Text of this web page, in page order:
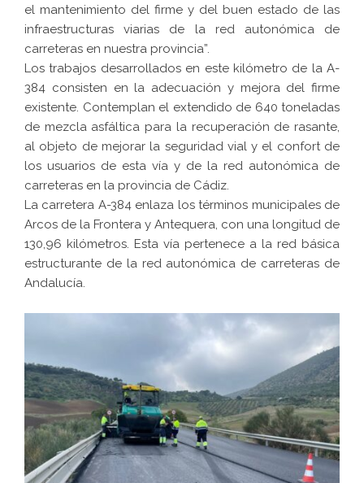
el mantenimiento del firme y del buen estado de las
infraestructuras viarias de la red autonómica de
carreteras en nuestra provincia”.
Los trabajos desarrollados en este kilómetro de la A-
384 consisten en la adecuación y mejora del firme
existente. Contemplan el extendido de 640 toneladas
de mezcla asfáltica para la recuperación de rasante,
al objeto de mejorar la seguridad vial y el confort de
los usuarios de esta vía y de la red autonómica de
carreteras en la provincia de Cádiz.
La carretera A-384 enlaza los términos municipales de
Arcos de la Frontera y Antequera, con una longitud de
130,96 kilómetros. Esta vía pertenece a la red básica
estructurante de la red autonómica de carreteras de
Andalucía.